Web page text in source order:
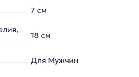
7 см
18 см
Для Мужчин